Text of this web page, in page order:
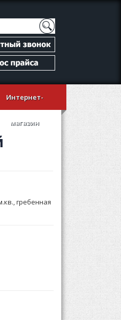
Поиск
Интернет-
магазин
гребенная